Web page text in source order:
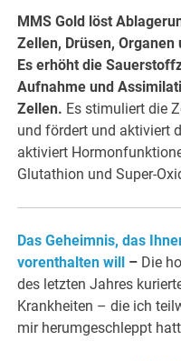
MMS Gold löst
Zellen, Drüsen,
Es erhöht die
Aufnahme und
Zellen. Es stimuliert die
und fördert und aktiviert
aktiviert
Glutathion und Super-
Das Geheimnis, das
vorenthalten will – Die
des letzten Jahres
Krankheiten – die ich
mir herumgeschleppt